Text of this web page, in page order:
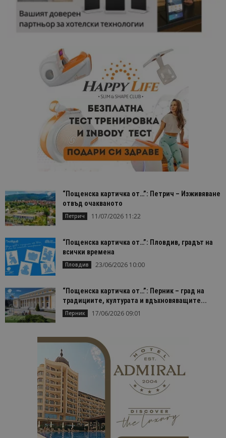
“Пощенска картичка от…”: Петрич – Изживяване
отвъд очакваното
Петрич 11/07/2026 11:22
“Пощенска картичка от…”: Пловдив, градът на
всички времена
Пловдив 23/06/2026 10:00
“Пощенска картичка от…”: Перник – град на
традициите, културата и вдъхновяващите...
Перник 17/06/2026 09:01